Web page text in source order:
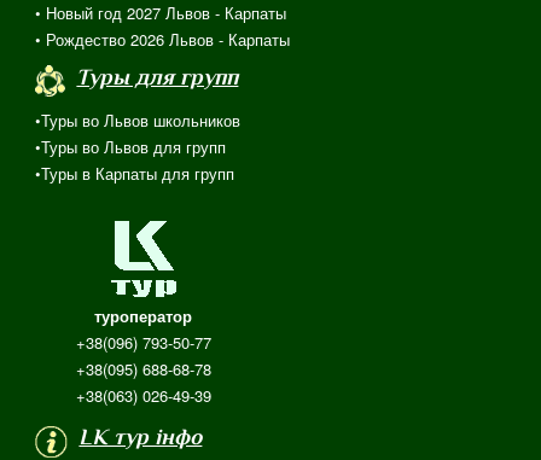
• Новый год 2027 Львов - Карпаты
• Рождество 2026 Львов - Карпаты
Туры для групп
•Туры во Львов школьников
•Туры во Львов для групп
•Туры в Карпаты для групп
туроператор
+38(096) 793-50-77
+38(095) 688-68-78
+38(063) 026-49-39
LK тур інфо